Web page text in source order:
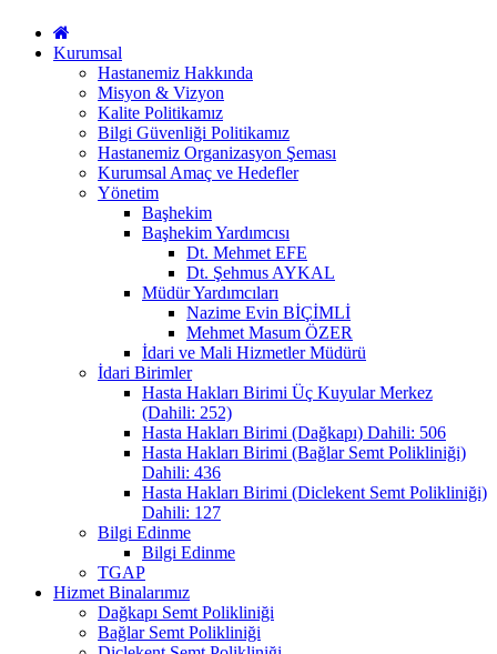
Kurumsal
Hastanemiz Hakkında
Misyon & Vizyon
Kalite Politikamız
Bilgi Güvenliği Politikamız
Hastanemiz Organizasyon Şeması
Kurumsal Amaç ve Hedefler
Yönetim
Başhekim
Başhekim Yardımcısı
Dt. Mehmet EFE
Dt. Şehmus AYKAL
Müdür Yardımcıları
Nazime Evin BİÇİMLİ
Mehmet Masum ÖZER
İdari ve Mali Hizmetler Müdürü
İdari Birimler
Hasta Hakları Birimi Üç Kuyular Merkez
(Dahili: 252)
Hasta Hakları Birimi (Dağkapı) Dahili: 506
Hasta Hakları Birimi (Bağlar Semt Polikliniği)
Dahili: 436
Hasta Hakları Birimi (Diclekent Semt Polikliniği)
Dahili: 127
Bilgi Edinme
Bilgi Edinme
TGAP
Hizmet Binalarımız
Dağkapı Semt Polikliniği
Bağlar Semt Polikliniği